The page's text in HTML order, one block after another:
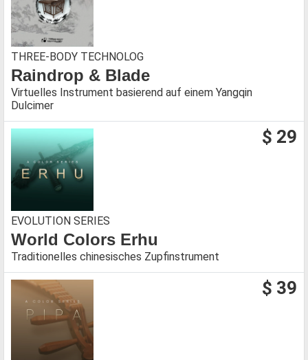
THREE-BODY TECHNOLOG
Raindrop & Blade
Virtuelles Instrument basierend auf einem Yangqin
Dulcimer
$ 29
EVOLUTION SERIES
World Colors Erhu
Traditionelles chinesisches Zupfinstrument
$ 39